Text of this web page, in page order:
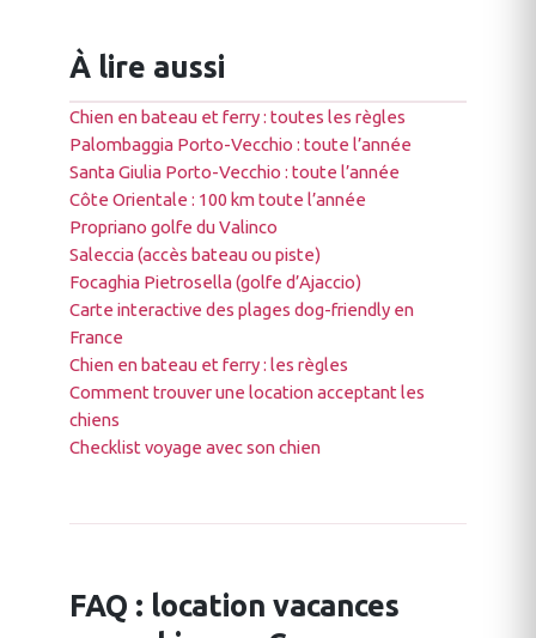
À lire aussi
Chien en bateau et ferry : toutes les règles
Palombaggia Porto-Vecchio : toute l’année
Santa Giulia Porto-Vecchio : toute l’année
Côte Orientale : 100 km toute l’année
Propriano golfe du Valinco
Saleccia (accès bateau ou piste)
Focaghia Pietrosella (golfe d’Ajaccio)
Carte interactive des plages dog-friendly en
France
Chien en bateau et ferry : les règles
Comment trouver une location acceptant les
chiens
Checklist voyage avec son chien
FAQ : location vacances